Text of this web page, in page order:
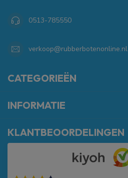
0513-785550
verkoop@rubberbotenonline.nl
CATEGORIEËN
INFORMATIE
KLANTBEOORDELINGEN